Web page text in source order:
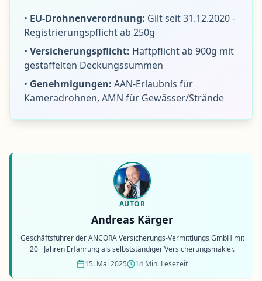
• EU-Drohnenverordnung: Gilt seit 31.12.2020 -
Registrierungspflicht ab 250g
• Versicherungspflicht: Haftpflicht ab 900g mit
gestaffelten Deckungssummen
• Genehmigungen: AAN-Erlaubnis für
Kameradrohnen, AMN für Gewässer/Strände
AUTOR
Andreas Kärger
Geschäftsführer der ANCORA Versicherungs-Vermittlungs GmbH mit
20+ Jahren Erfahrung als selbstständiger Versicherungsmakler.
15. Mai 2025
14 Min. Lesezeit